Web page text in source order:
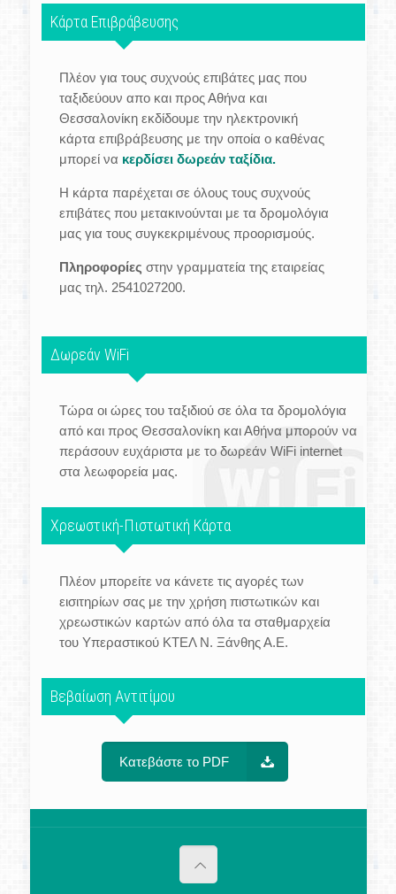
Κάρτα Επιβράβευσης
Πλέον για τους συχνούς επιβάτες μας που
ταξιδεύουν απο και προς Αθήνα και
Θεσσαλονίκη εκδίδουμε την ηλεκτρονική
κάρτα επιβράβευσης με την οποία ο καθένας
μπορεί να κερδίσει δωρεάν ταξίδια.
Η κάρτα παρέχεται σε όλους τους συχνούς
επιβάτες που μετακινούνται με τα δρομολόγια
μας για τους συγκεκριμένους προορισμούς.
Πληροφορίες στην γραμματεία της εταιρείας
μας τηλ. 2541027200.
Δωρεάν WiFi
Τώρα οι ώρες του ταξιδιού σε όλα τα δρομολόγια
από και προς Θεσσαλονίκη και Αθήνα μπορούν να
περάσουν ευχάριστα με το δωρεάν WiFi internet
στα λεωφορεία μας.
Χρεωστική-Πιστωτική Κάρτα
Πλέον μπορείτε να κάνετε τις αγορές των
εισιτηρίων σας με την χρήση πιστωτικών και
χρεωστικών καρτών από όλα τα σταθμαρχεία
του Υπεραστικού ΚΤΕΛ Ν. Ξάνθης Α.Ε.
Βεβαίωση Αντιτίμου
Κατεβάστε το PDF